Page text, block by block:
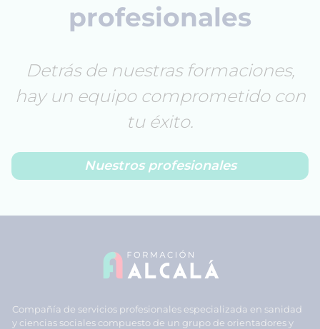
profesionales
Detrás de nuestras formaciones,
hay un equipo comprometido con
tu éxito.
Nuestros profesionales
Compañía de servicios profesionales especializada en sanidad
y ciencias sociales compuesto de un grupo de orientadores y